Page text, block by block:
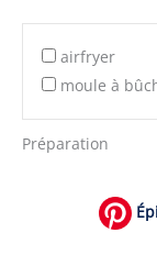
airfryer
moule à
Préparation